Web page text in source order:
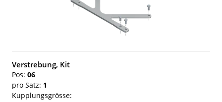
Verstrebung, Kit
Pos: 06
pro Satz: 1
Kupplungsgrösse: